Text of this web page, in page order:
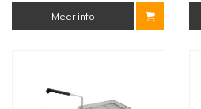
Meer info